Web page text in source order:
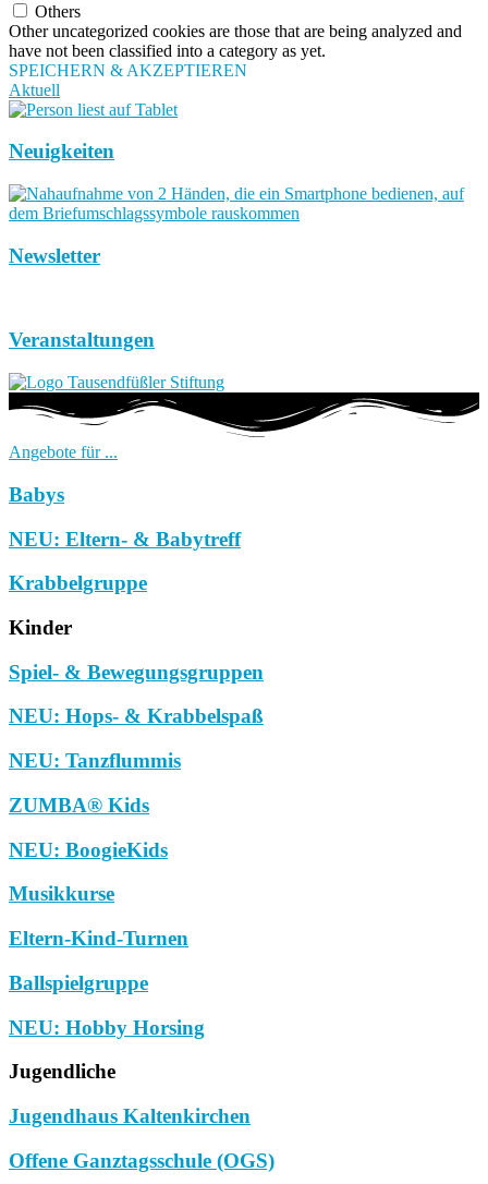
Others
Other uncategorized cookies are those that are being analyzed and
have not been classified into a category as yet.
SPEICHERN & AKZEPTIEREN
Aktuell
Neuigkeiten
Newsletter
Veranstaltungen
Angebote für ...
Babys
NEU: Eltern- & Babytreff
Krabbelgruppe
Kinder
Spiel- & Bewegungsgruppen
NEU: Hops- & Krabbelspaß
NEU: Tanzflummis
ZUMBA® Kids
NEU: BoogieKids
Musikkurse
Eltern-Kind-Turnen
Ballspielgruppe
NEU: Hobby Horsing
Jugendliche
Jugendhaus Kaltenkirchen
Offene Ganztagsschule (OGS)